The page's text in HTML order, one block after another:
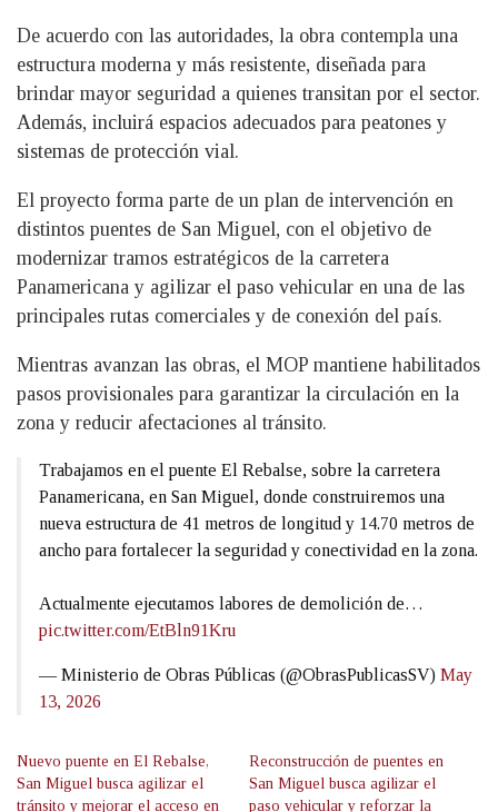
De acuerdo con las autoridades, la obra contempla una
estructura moderna y más resistente, diseñada para
brindar mayor seguridad a quienes transitan por el sector.
Además, incluirá espacios adecuados para peatones y
sistemas de protección vial.
El proyecto forma parte de un plan de intervención en
distintos puentes de San Miguel, con el objetivo de
modernizar tramos estratégicos de la carretera
Panamericana y agilizar el paso vehicular en una de las
principales rutas comerciales y de conexión del país.
Mientras avanzan las obras, el MOP mantiene habilitados
pasos provisionales para garantizar la circulación en la
zona y reducir afectaciones al tránsito.
Trabajamos en el puente El Rebalse, sobre la carretera
Panamericana, en San Miguel, donde construiremos una
nueva estructura de 41 metros de longitud y 14.70 metros de
ancho para fortalecer la seguridad y conectividad en la zona.
Actualmente ejecutamos labores de demolición de…
pic.twitter.com/EtBln91Kru
— Ministerio de Obras Públicas (@ObrasPublicasSV) May
13, 2026
Nuevo puente en El Rebalse,
San Miguel busca agilizar el
tránsito y mejorar el acceso en
Reconstrucción de puentes en
San Miguel busca agilizar el
paso vehicular y reforzar la